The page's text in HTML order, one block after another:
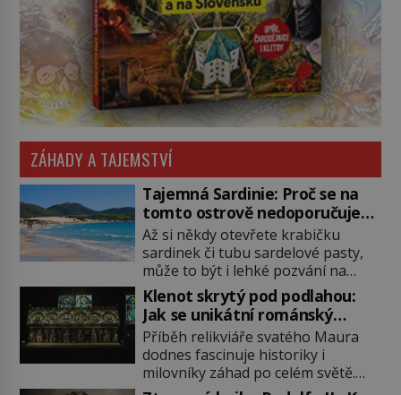
ZÁHADY A TAJEMSTVÍ
Tajemná Sardinie: Proč se na
tomto ostrově nedoporučuje
pytlovat „mořské brambory“?
Až si někdy otevřete krabičku
sardinek či tubu sardelové pasty,
může to být i lehké pozvání na
cestu do srdce Středozemního
moře, na ostrov hrdých Sardů.
Věděli jste, že to byl právě italský
ostrov Sardinie, jenž těmto
produktům moře propůjčil své
jméno. Co dalšího je pro Sardinii
Klenot skrytý pod podlahou:
Jak se unikátní románský
poklad dostal do zapadlého
Bečova?
Příběh relikviáře svatého Maura
dodnes fascinuje historiky i
milovníky záhad po celém světě.
Tato románská zlatnická památka